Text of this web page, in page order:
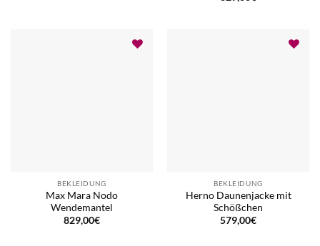
BEKLEIDUNG
Max Mara Nodo
Wendemantel
829,00€
BEKLEIDUNG
Herno Daunenjacke mit
Schößchen
579,00€